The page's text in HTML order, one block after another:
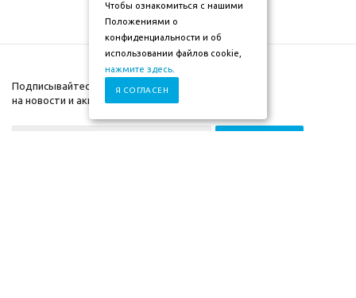
Подписывайтесь
на новости и акции
Чтобы ознакомиться с нашими
Положениями о
конфиденциальности и об
использовании файлов cookie,
нажмите здесь
Я СОГЛАСЕН